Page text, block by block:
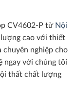
CV4602-P từ Nội
lượng cao với thiết
chuyên nghiệp cho
ngay với chúng tôi
thất chất lượng